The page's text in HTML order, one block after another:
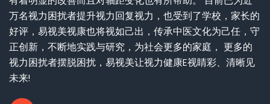
万名视力困扰者提升视力回复视力，也受到了学校，家长的
好评，易视美视康也将视如己出，传承中医文化为己任，守
正创新，不断地实践与研究，为社会更多的家庭， 更多的
视力困扰者摆脱困扰，易视美让视力健康E视睛彩、清晰见
未来!